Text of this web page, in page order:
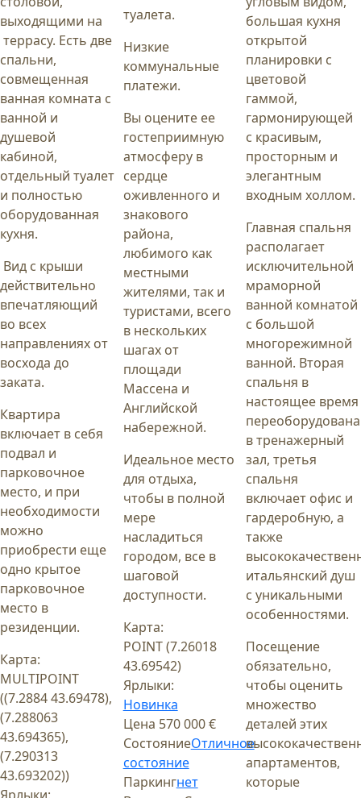
выходящими на
террасу. Есть две
спальни,
совмещенная
ванная комната с
ванной и
душевой
кабиной,
отдельный туалет
и полностью
оборудованная
кухня.
Вид с крыши
действительно
впечатляющий
во всех
направлениях от
восхода до
заката.
Квартира
включает в себя
подвал и
парковочное
место, и при
необходимости
можно
приобрести еще
одно крытое
парковочное
место в
резиденции.
Карта:
MULTIPOINT
((7.2884 43.69478),
(7.288063
43.694365),
(7.290313
43.693202))
туалета.
Низкие
коммунальные
платежи.
Вы оцените ее
гостеприимную
атмосферу в
сердце
оживленного и
знакового
района,
любимого как
местными
жителями, так и
туристами, всего
в нескольких
шагах от
площади
Массена и
Английской
набережной.
Идеальное место
для отдыха,
чтобы в полной
мере
насладиться
городом, все в
шаговой
доступности.
Карта:
POINT (7.26018
43.69542)
Ярлыки:
Новинка
Цена 570 000 €
СостояниеОтличное
состояние
Паркингнет
большая кухня
открытой
планировки с
цветовой
гаммой,
гармонирующей
с красивым,
просторным и
элегантным
входным холлом.
Главная спальня
располагает
исключительной
мраморной
ванной комнатой
с большой
многорежимной
ванной. Вторая
спальня в
настоящее время
переоборудована
в тренажерный
зал, третья
спальня
включает офис и
гардеробную, а
также
итальянский душ
с уникальными
особенностями.
Посещение
обязательно,
чтобы оценить
множество
деталей этих
апартаментов,
которые